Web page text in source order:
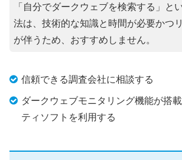
「自分でダークウェブを検索する」と
法は、技術的な知識と時間が必要かつ
が伴うため、おすすめしません。
信頼できる調査会社に相談する
ダークウェブモニタリング機能が搭
ティソフトを利用する